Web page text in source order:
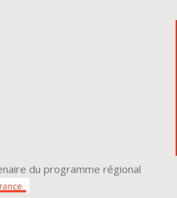
du programme régional